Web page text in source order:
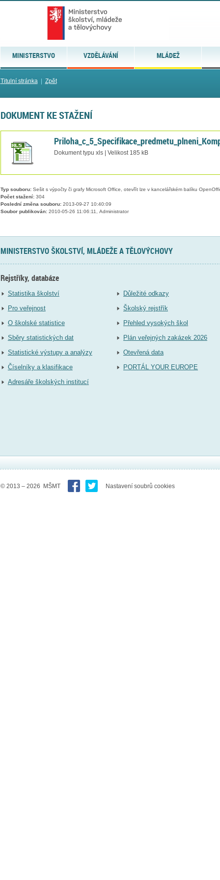
MINISTERSTVO VZDĚLÁVÁNÍ MLÁDEŽ
Titulní stránka| Zpět
DOKUMENT KE STAŽENÍ
Dokument typu xls | Velikost 185 kB
Typ souboru:Sešit s výpočty či grafy Microsoft Office, otevřít lze v kancelářském balíku
Počet stažení:304
Poslední změna souboru:2013-09-27 10:40:09
Soubor publikován:2010-05-26 11:06:11, Administrator
MINISTERSTVO ŠKOLSTVÍ, MLÁDEŽE A TĚLOVÝCHOVY
Rejstříky, databáze
Statistika školství
Pro veřejnost
O školské statistice
Sběry statistických dat
Statistické výstupy a analýzy
Číselníky a klasifikace
Adresáře školských institucí
Důležité odkazy
Školský rejstřík
Přehled vysokých škol
Plán veřejných zakázek 2026
Otevřená data
PORTÁL YOUR EUROPE
© 2013 – 2026 MŠMT Nastavení soubrů cookies